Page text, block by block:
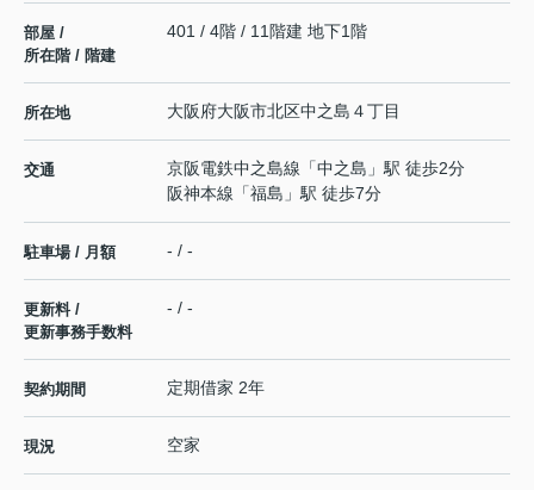
部屋 /
所在階 / 階建
401 / 4階 / 11階建 地下1階
所在地 大阪府大阪市北区中之島 ４丁目
交通 京阪電鉄中之島線 「中之島 」駅 徒歩2分
阪神本線 「福島 」駅 徒歩7分
駐車場 / 月額 - / -
更新料 /
更新事務手数料
- / -
契約期間 定期借家 2年
現況 空家